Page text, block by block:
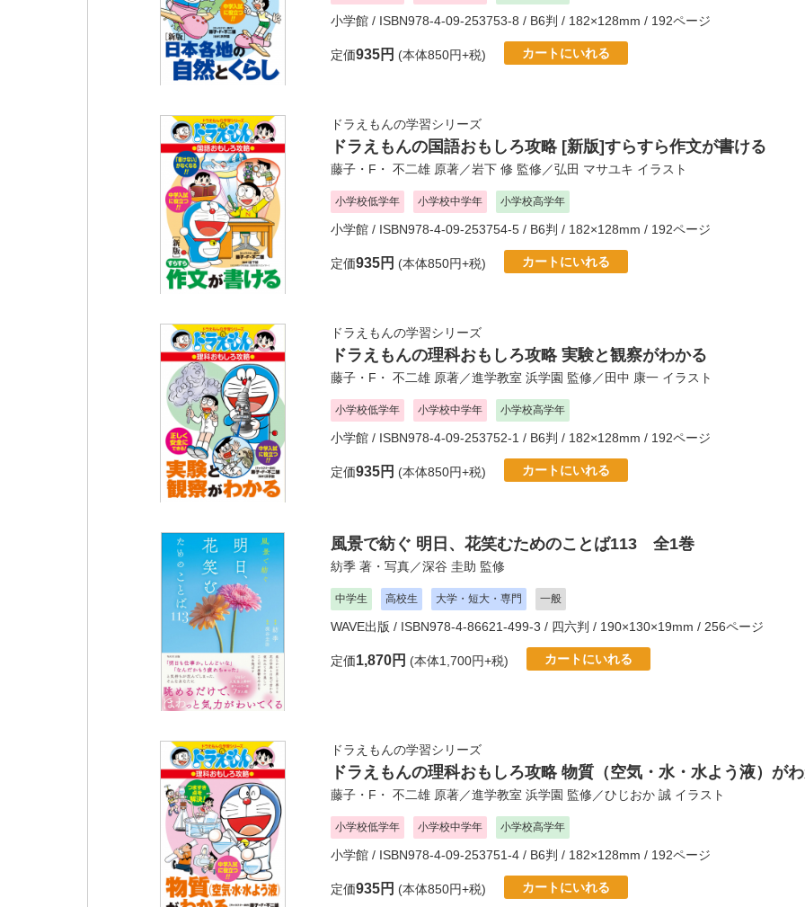
小学館 / ISBN978-4-09-253753-8 / B6判 / 182×128mm / 192ページ
定価935円 (本体850円+税) カートにいれる
ドラえもんの学習シリーズ
ドラえもんの国語おもしろ攻略 [新版]すらすら作文が書ける
藤子・F・ 不二雄 原著／岩下 修 監修／弘田 マサユキ イラスト
小学校低学年 小学校中学年 小学校高学年
小学館 / ISBN978-4-09-253754-5 / B6判 / 182×128mm / 192ページ
定価935円 (本体850円+税) カートにいれる
ドラえもんの学習シリーズ
ドラえもんの理科おもしろ攻略 実験と観察がわかる
藤子・F・ 不二雄 原著／進学教室 浜学園 監修／ 田中 康一 イラスト
小学校低学年 小学校中学年 小学校高学年
小学館 / ISBN978-4-09-253752-1 / B6判 / 182×128mm / 192ページ
定価935円 (本体850円+税) カートにいれる
風景で紡ぐ 明日、花笑むためのことば113 全1巻
紡季 著・写真／深谷 圭助 監修
中学生 高校生 大学・短大・専門 一般
WAVE出版 / ISBN978-4-86621-499-3 / 四六判 / 190×130×19mm / 256ページ
定価1,870円 (本体1,700円+税) カートにいれる
ドラえもんの学習シリーズ
ドラえもんの理科おもしろ攻略 物質（空気・水・水よう液）が
藤子・F・ 不二雄 原著／進学教室 浜学園 監修／ひじおか 誠 イラスト
小学校低学年 小学校中学年 小学校高学年
小学館 / ISBN978-4-09-253751-4 / B6判 / 182×128mm / 192ページ
定価935円 (本体850円+税) カートにいれる